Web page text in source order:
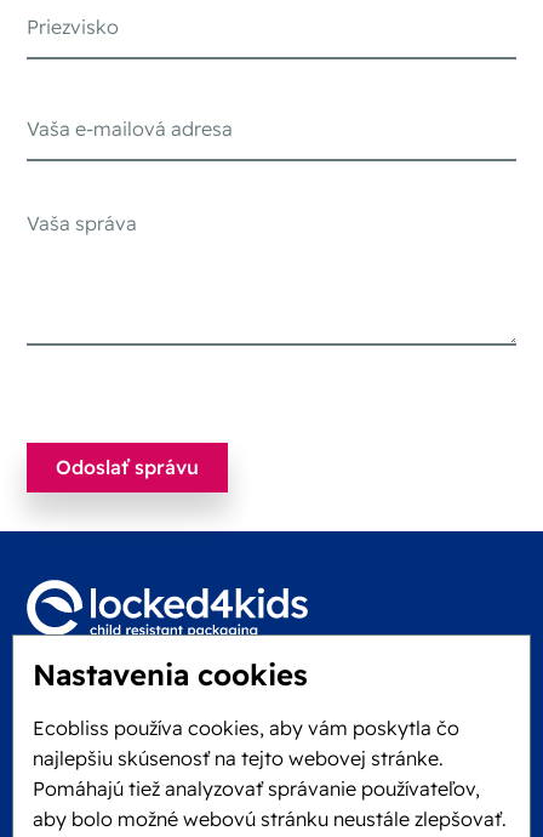
Nastavenia cookies
Ecobliss používa cookies, aby vám poskytla čo
najlepšiu skúsenosť na tejto webovej stránke.
Pomáhajú tiež analyzovať správanie používateľov,
aby bolo možné webovú stránku neustále zlepšovať.
Locked4Kids B.V.
6101 XJ Echt, The Netherlands
KVK: 60610182
+31 475 390 550